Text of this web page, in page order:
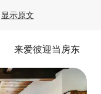
显示原文
来爱彼迎当房东